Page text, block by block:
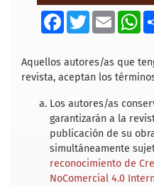
F
a
b
o
o
T
w
t
e
r
E
m
l
W
s
A
p
Aquellos autores/as que
revista, aceptan los
Los autores/as
garantizarán a la
publicación de su
simultáneamente
reconocimiento de
NoComercial 4.0